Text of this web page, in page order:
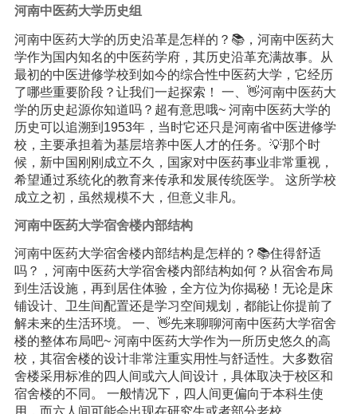
河南中医药大学历史组
河南中医药大学的历史沿革是怎样的？📚，河南中医药大
学作为国内知名的中医药学府，其历史沿革充满故事。从
最初的中医进修学校到如今的综合性中医药大学，它经历
了哪些重要阶段？让我们一起探索！ 一、👋河南中医药大
学的历史起源你知道吗？超有意思哦~ 河南中医药大学的
历史可以追溯到1953年，当时它还只是河南省中医进修学
校，主要承担着为基层培养中医人才的任务。💡那个时
候，新中国刚刚成立不久，国家对中医药事业非常重视，
希望通过系统化的教育来传承和发展传统医学。 这所学校
成立之初，虽然规模不大，但意义非凡。
河南中医药大学宿舍楼内部结构
河南中医药大学宿舍楼内部结构是怎样的？📚住得舒适
吗？，河南中医药大学宿舍楼内部结构如何？从宿舍布局
到生活设施，再到居住体验，全方位为你揭秘！无论是床
铺设计、卫生间配置还是学习空间规划，都能让你提前了
解未来的生活环境。 一、👋先来聊聊河南中医药大学宿舍
楼的整体布局吧~ 河南中医药大学作为一所历史悠久的高
校，其宿舍楼的设计非常注重实用性与舒适性。大多数宿
舍楼采用标准的四人间或六人间设计，具体取决于校区和
宿舍楼的不同。 一般情况下，四人间更偏向于本科生使